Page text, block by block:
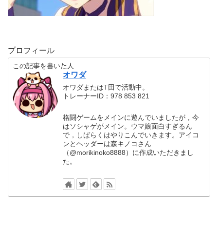
プロフィール
この記事を書いた人
オワダ
オワダまたはT田で活動中。
トレーナーID：978 853 821
格闘ゲームをメインに遊んでいましたが，今
はソシャゲがメイン。ウマ娘面白すぎるん
で，しばらくはやりこんでいきます。アイコ
ンとヘッダーは森キノコさん
（@morikinoko8888）に作成いただきまし
た。